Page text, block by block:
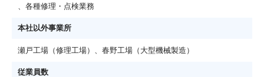
、各種修理・点検業務
本社以外事業所
瀬戸工場（修理工場）、春野工場（大型機械製造）
従業員数